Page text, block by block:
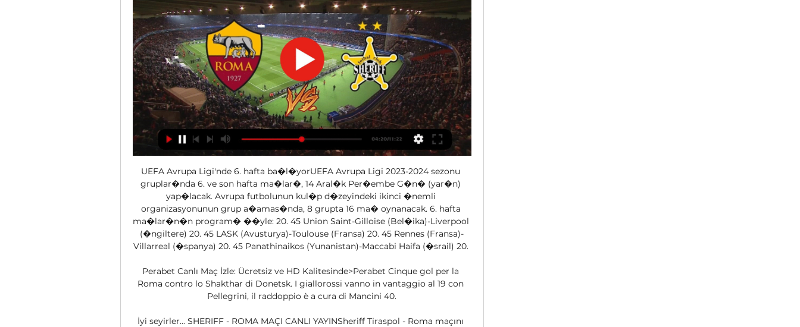
UEFA Avrupa Ligi'nde 6. hafta ba�l�yorUEFA Avrupa Ligi 2023-2024 sezonu
gruplar�nda 6. ve son hafta ma�lar�, 14 Aral�k Per�embe G�n� (yar�n)
yap�lacak. Avrupa futbolunun kul�p d�zeyindeki ikinci �nemli
organizasyonunun grup a�amas�nda, 8 grupta 16 ma� oynanacak. 6. hafta
ma�lar�n�n program� ��yle: 20. 45 Union Saint-Gilloise (Bel�ika)-Liverpool
(�ngiltere) 20. 45 LASK (Avusturya)-Toulouse (Fransa) 20. 45 Rennes (Fransa)-
Villarreal (�spanya) 20. 45 Panathinaikos (Yunanistan)-Maccabi Haifa (�srail) 20.
Perabet Canlı Maç İzle: Ücretsiz ve HD Kalitesinde>Perabet Cinque gol per la
Roma contro lo Shakthar di Donetsk. I giallorossi vanno in vantaggio al 19 con
Pellegrini, il raddoppio è a cura di Mancini 40.
İyi seyirler... SHERIFF - ROMA MAÇI CANLI YAYINSheriff Tiraspol - Roma maçını